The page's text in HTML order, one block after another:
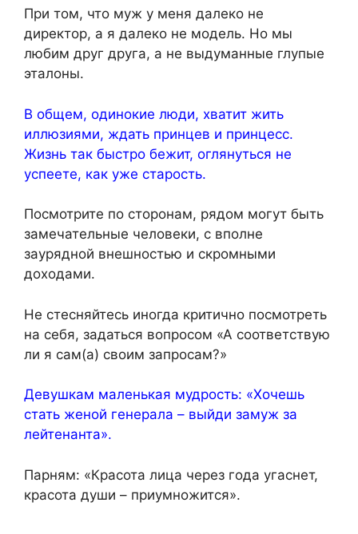
При том, что муж у меня далеко не
директор, а я далеко не модель. Но мы
любим друг друга, а не выдуманные глупые
эталоны.
В общем, одинокие люди, хватит жить
иллюзиями, ждать принцев и принцесс.
Жизнь так быстро бежит, оглянуться не
успеете, как уже старость.
Посмотрите по сторонам, рядом могут быть
замечательные человеки, с вполне
заурядной внешностью и скромными
доходами.
Не стесняйтесь иногда критично посмотреть
на себя, задаться вопросом «А соответствую
ли я сам(а) своим запросам?»
Девушкам маленькая мудрость: «Хочешь
стать женой генерала – выйди замуж за
лейтенанта».
Парням: «Красота лица через года угаснет,
красота души – приумножится».